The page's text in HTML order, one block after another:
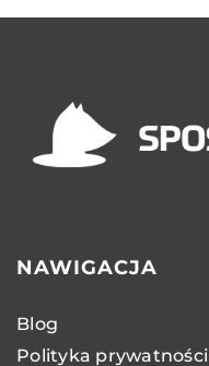
NAWIGACJA
Blog
Polityka prywatności